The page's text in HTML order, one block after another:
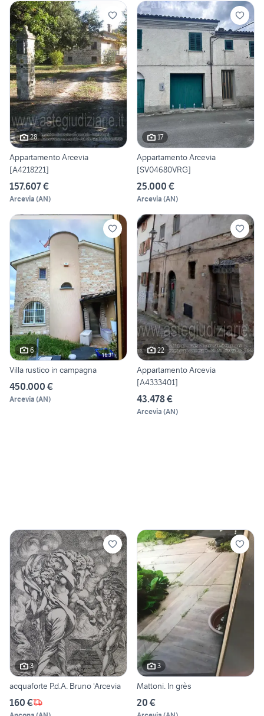
28
Appartamento Arcevia
[A4218221]
157.607 €
Arcevia (AN)
17
Appartamento Arcevia
[SV04680VRG]
25.000 €
Arcevia (AN)
6
Villa rustico in campagna
450.000 €
Arcevia (AN)
22
Appartamento Arcevia
[A4333401]
43.478 €
Arcevia (AN)
3
acquaforte P.d.A. Bruno 'Arcevia
160 €
3
Mattoni. In grès
20 €